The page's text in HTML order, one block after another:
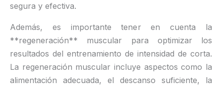
segura y efectiva.
Además, es importante tener en cuenta la
**regeneración** muscular para optimizar los
resultados del entrenamiento de intensidad de corta.
La regeneración muscular incluye aspectos como la
alimentación adecuada, el descanso suficiente, la